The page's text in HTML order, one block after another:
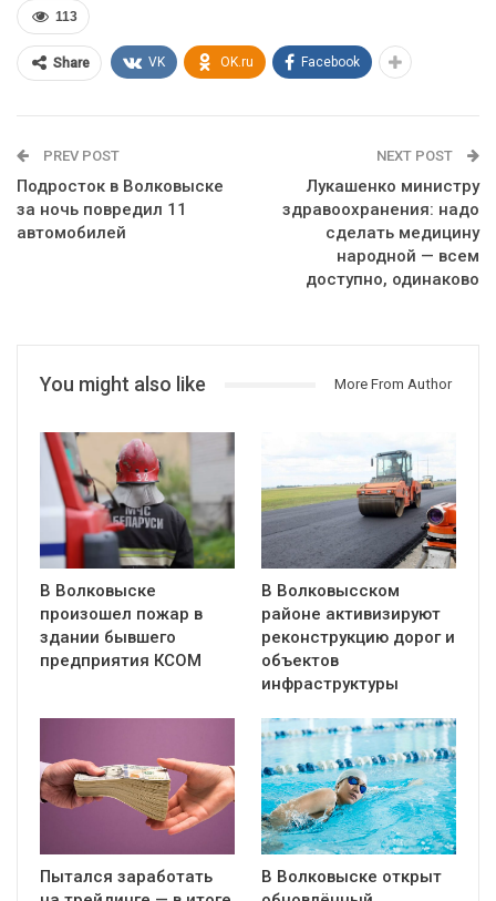
113
Share VK OK.ru Facebook
PREV POST
Подросток в Волковыске
за ночь повредил 11
автомобилей
NEXT POST
Лукашенко министру
здравоохранения: надо
сделать медицину
народной — всем
доступно, одинаково
You might also like More From Author
В Волковыске
произошел пожар в
здании бывшего
предприятия КСОМ
В Волковысском
районе активизируют
реконструкцию дорог и
объектов
инфраструктуры
Пытался заработать
В Волковыске открыт